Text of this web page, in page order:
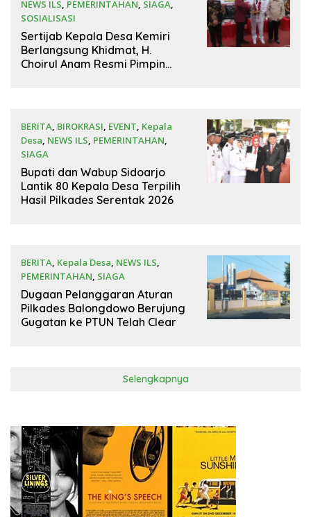
NEWS ILS, PEMERINTAHAN, SIAGA,
SOSIALISASI
30 Juni 2026
Sertijab Kepala Desa Kemiri
Berlangsung Khidmat, H.
Choirul Anam Resmi Pimpin
BERITA, BIROKRASI, EVENT, Kepala
Desa, NEWS ILS, PEMERINTAHAN,
SIAGA
29 Juni 2026
Bupati dan Wabup Sidoarjo
Lantik 80 Kepala Desa Terpilih
Hasil Pilkades Serentak 2026
BERITA, Kepala Desa, NEWS ILS,
PEMERINTAHAN, SIAGA
26 Juni 2026
Dugaan Pelanggaran Aturan
Pilkades Balongdowo Berujung
Gugatan ke PTUN Telah Clear
Selengkapnya